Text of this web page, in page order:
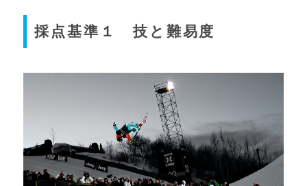
採点基準１ 技と難易度